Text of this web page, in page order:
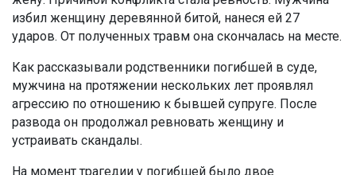
избил женщину деревянной битой, нанеся ей 27
ударов. От полученных травм она скончалась на месте.
Как рассказывали родственники погибшей в суде,
мужчина на протяжении нескольких лет проявлял
агрессию по отношению к бывшей супруге. После
развода он продолжал ревновать женщину и
устраивать скандалы.
На момент трагедии у погибшей было двое